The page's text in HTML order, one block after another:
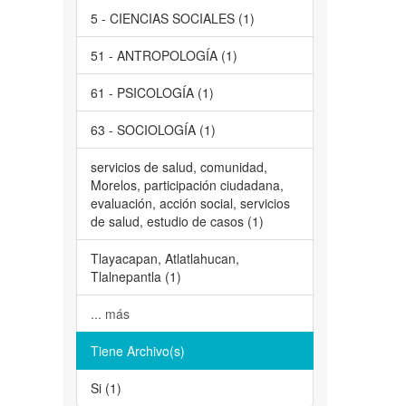
5 - CIENCIAS SOCIALES (1)
51 - ANTROPOLOGÍA (1)
61 - PSICOLOGÍA (1)
63 - SOCIOLOGÍA (1)
servicios de salud, comunidad,
Morelos, participación ciudadana,
evaluación, acción social, servicios
de salud, estudio de casos (1)
Tlayacapan, Atlatlahucan,
Tlalnepantla (1)
... más
Tiene Archivo(s)
Si (1)